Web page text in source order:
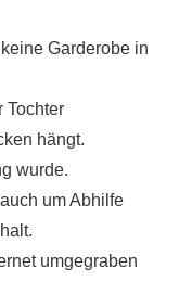
Garderobe in
Tochter
hängt.
wurde.
um Abhilfe
umgegraben